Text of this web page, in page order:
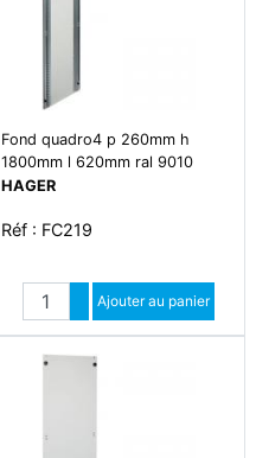
Fond quadro4 p 260mm h
1800mm l 620mm ral 9010
blanc paloma
HAGER
Réf : FC219
Quantité
Augmenter quantité
Diminuer quantité
Ajouter au panier